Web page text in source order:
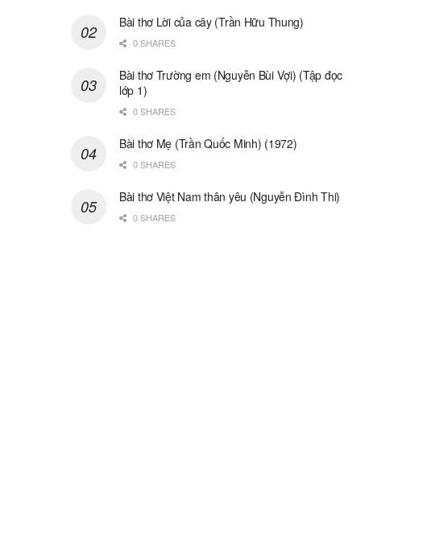
Bài thơ Lời của cây (Trần Hữu Thung)
0 SHARES
Bài thơ Trường em (Nguyễn Bùi Vợi) (Tập đọc
lớp 1)
0 SHARES
Bài thơ Mẹ (Trần Quốc Minh) (1972)
0 SHARES
Bài thơ Việt Nam thân yêu (Nguyễn Đình Thi)
0 SHARES